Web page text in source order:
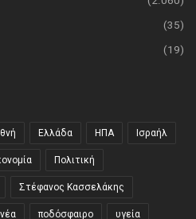
(35)
(19)
Ελλάδα ΗΠΑ Ισραήλ
Πολιτική
Στέφανος Κασσελάκης
νέα ποδόσφαιρο υγεία